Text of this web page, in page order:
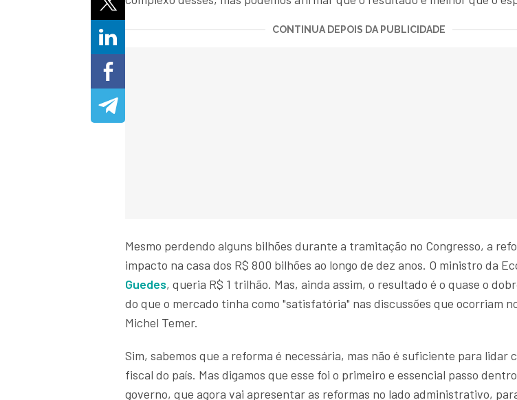
CONTINUA DEPOIS DA PUBLICIDADE
Mesmo perdendo alguns bilhões durante a tramitação no Congresso, a
impacto na casa dos R$ 800 bilhões ao longo de dez anos. O ministro da
Guedes, queria R$ 1 trilhão. Mas, ainda assim, o resultado é o quase o
do que o mercado tinha como "satisfatória" nas discussões que ocorriam
Michel Temer.
Sim, sabemos que a reforma é necessária, mas não é suficiente para lidar
fiscal do país. Mas digamos que esse foi o primeiro e essencial passo
governo, que agora vai apresentar as reformas no lado administrativo,